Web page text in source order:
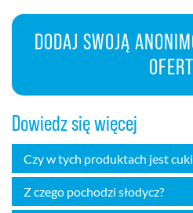
DODAJ SWOJĄ
Dowiedz się więcej
Czy w tych produktach jest
Z czego pochodzi słodycz?